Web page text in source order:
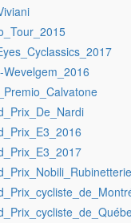
Wevelgem_2016